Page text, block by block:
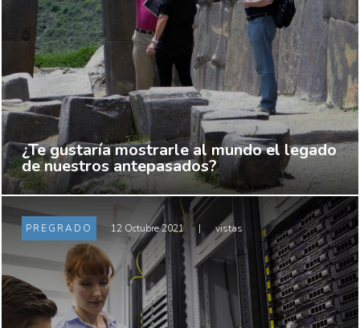
¿Te gustaría mostrarle al mundo el legado
de nuestros antepasados?
PREGRADO 12 Octubre 2021 | vistas